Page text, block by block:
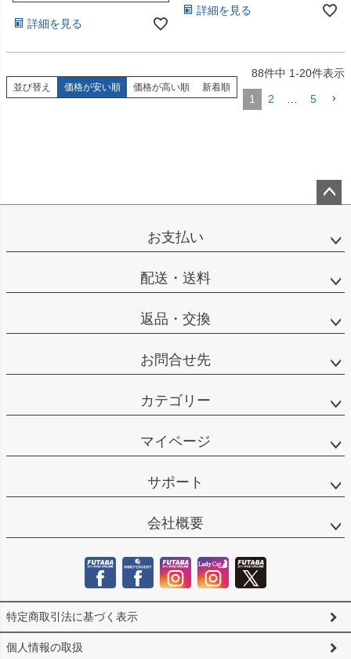
詳細を見る
詳細を見る
並び替え 価格が安い順 価格が高い順 新着順
88件中 1-20件表示
1 2 5
ップ
お支払い
配送・送料
返品・交換
お問合せ先
カテゴリー
マイページ
サポート
会社概要
特定商取引法に基づく表示
個人情報の取扱